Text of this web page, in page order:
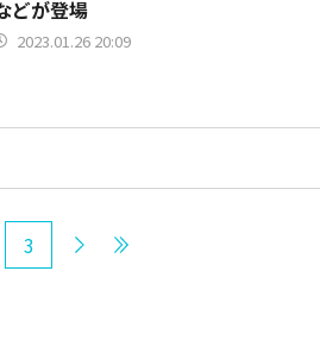
どが登場
2023.01.26 20:09
3